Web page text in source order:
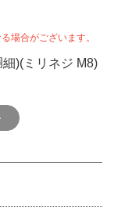
場合がございます。
)(ミリネジ M8)